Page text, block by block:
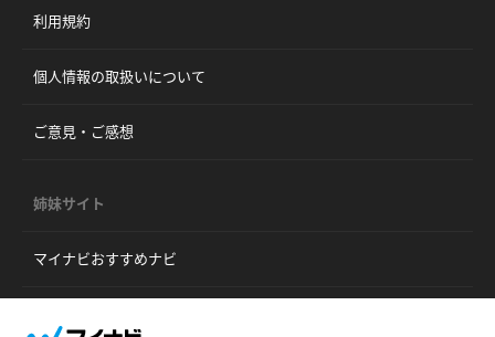
利用規約
個人情報の取扱いについて
ご意見・ご感想
姉妹サイト
マイナビおすすめナビ